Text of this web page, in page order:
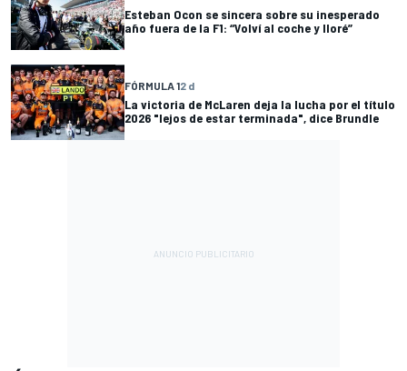
Esteban Ocon se sincera sobre su inesperado
año fuera de la F1: “Volví al coche y lloré”
FÓRMULA 12 d
La victoria de McLaren deja la lucha por el título
2026 "lejos de estar terminada", dice Brundle